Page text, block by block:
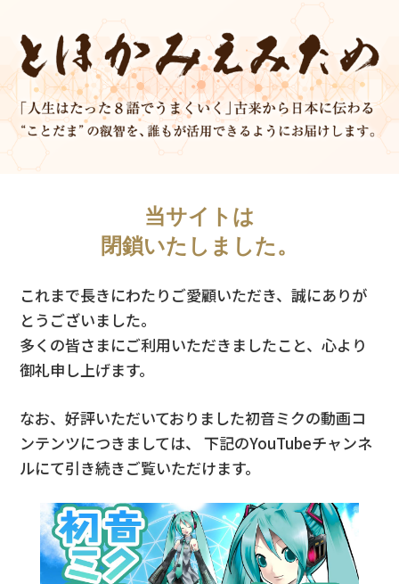
当サイトは
閉鎖いたしました。
これまで長きにわたりご愛顧いただき、誠にありが
とうございました。
多くの皆さまにご利用いただきましたこと、心より
御礼申し上げます。
なお、好評いただいておりました初音ミクの動画コ
ンテンツにつきましては、
下記のYouTubeチャンネ
ルにて引き続きご覧いただけます。